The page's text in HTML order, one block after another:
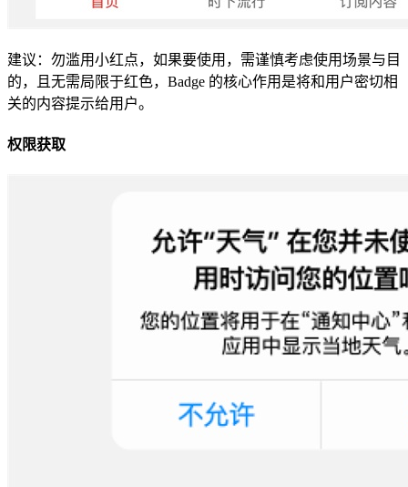
建议：勿滥用小红点，如果要使用，需谨慎考虑使用场景与目
的，且无需局限于红色，Badge 的核心作用是将和用户密切相
关的内容提示给用户。
权限获取